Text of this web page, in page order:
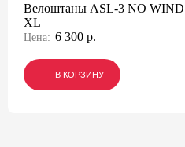
Велоштаны ASL-3 NO
XL
Цена: 6 300 р.
В КОРЗИНУ
В КОРЗИНУ
В КОРЗИНУ